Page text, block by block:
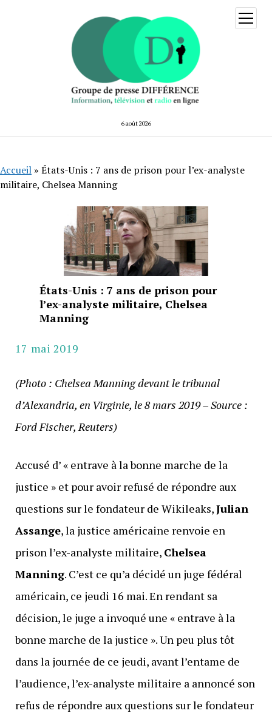
6 août 2026
ouvrir
menu
Accueil » États-Unis : 7 ans de prison pour l’ex-analyste
militaire, Chelsea Manning
États-Unis : 7 ans de prison pour
l’ex-analyste militaire, Chelsea
Manning
17 mai 2019
(Photo : Chelsea Manning devant le tribunal
d’Alexandria, en Virginie, le 8 mars 2019 – Source :
Ford Fischer, Reuters)
Accusé d’ « entrave à la bonne marche de la
justice » et pour avoir refusé de répondre aux
questions sur le fondateur de Wikileaks,Julian
Assange, la justice américaine renvoie en
prison l’ex-analyste militaire, Chelsea
Manning. C’est ce qu’a décidé un juge fédéral
américain, ce jeudi 16 mai. En rendant sa
décision, le juge a invoqué une « entrave à la
bonne marche de la justice ». Un peu plus tôt
dans la journée de ce jeudi, avant l’entame de
l’audience, l’ex-analyste militaire a annoncé son
refus de répondre aux questions sur le fondateur